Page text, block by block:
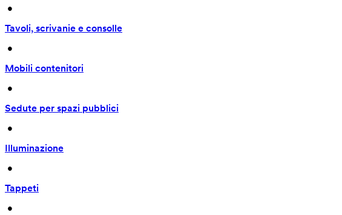
•
Tavoli, scrivanie e consolle
•
Mobili contenitori
•
Sedute per spazi pubblici
•
Illuminazione
•
Tappeti
•